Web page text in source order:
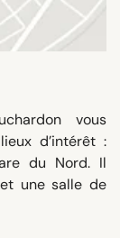
vous
d’intérêt :
du Nord. Il
une salle de